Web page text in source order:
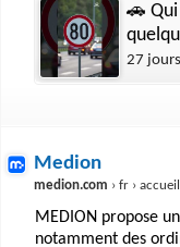
🚗
27 jours
Medion
medion.com › fr › accueil
MEDION propose
notamment des